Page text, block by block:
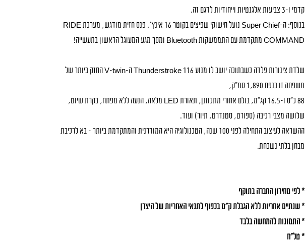
קדמי ו-3 צביעות אלגנטיות וייחודיות לדגם זה.
בנוסף: ה-Super Chief נועל חישוקי שפיצים בקוטר 16 אינץ’, פנס חזית מודגש, מערכת RIDE
COMMAND מתקדמת עם התממשקות Bluetooth ומסך מגע המעוגל הראשון בתעשייה!
שלדת צינורות פלדה כשבתוכה יושב לו מנוע Thunderstroke 116 ה-V-twin החזק ביותר של
משפחה זו בנפח 1,890 סמ”ק,
88 כ”ס ו-16.5 קג”מ, בולם אחורי מתכוונן, תאורת LED מלאה, הנעה ללא מפתח, בקרת שיוט,
שלושה מצבי רכיבה (ספורט, סטנדרט, תיור) ועוד.
ההשראה לעיצוב התחילה לפני 100 שנה, הטכנולוגיה היא המודרנית והמתקדמת ביותר – בא לרכיבת
מבחן בלתי נשכחת.
* לפי מחירון החברה בתוקף
* שנתיים אחריות ללא הגבלת ק"מ בכפוף לתנאי האחריות של היצרן
* התמונות להמחשה בלבד
* טל"ח